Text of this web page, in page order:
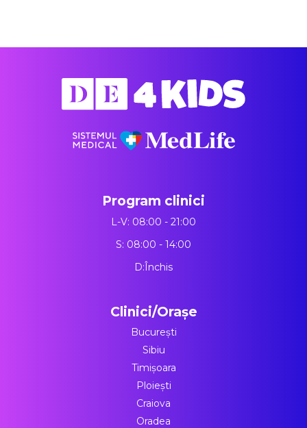
Program clinici
L-V: 08:00 - 21:00
S: 08:00 - 14:00
D:Închis
Clinici/Orașe
București
Sibiu
Timișoara
Ploiești
Craiova
Oradea